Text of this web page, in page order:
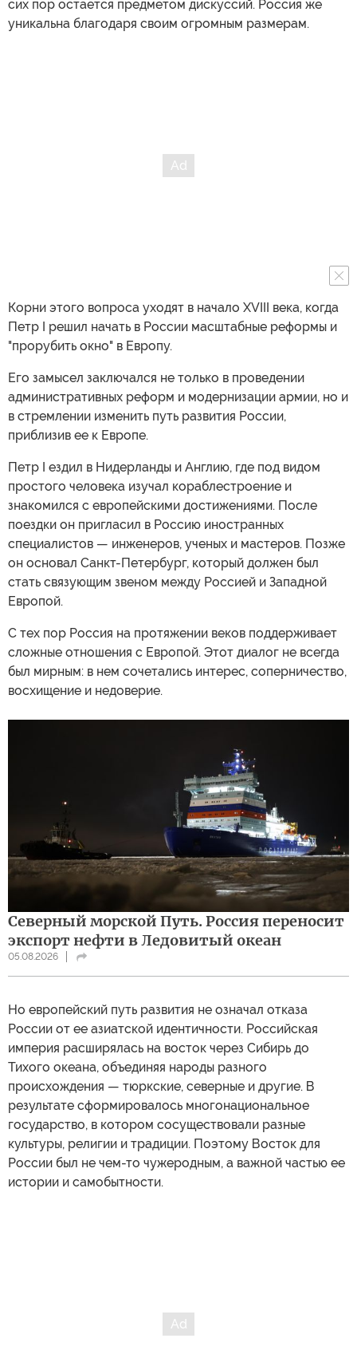
сих пор остается предметом дискуссий. Россия же
уникальна благодаря своим огромным размерам.
Корни этого вопроса уходят в начало XVIII века, когда
Петр I решил начать в России масштабные реформы и
"прорубить окно" в Европу.
Его замысел заключался не только в проведении
административных реформ и модернизации армии, но и
в стремлении изменить путь развития России,
приблизив ее к Европе.
Петр I ездил в Нидерланды и Англию, где под видом
простого человека изучал кораблестроение и
знакомился с европейскими достижениями. После
поездки он пригласил в Россию иностранных
специалистов — инженеров, ученых и мастеров. Позже
он основал Санкт-Петербург, который должен был
стать связующим звеном между Россией и Западной
Европой.
С тех пор Россия на протяжении веков поддерживает
сложные отношения с Европой. Этот диалог не всегда
был мирным: в нем сочетались интерес, соперничество,
восхищение и недоверие.
Северный морской Путь. Россия переносит
экспорт нефти в Ледовитый океан
05.08.2026
Но европейский путь развития не означал отказа
России от ее азиатской идентичности. Российская
империя расширялась на восток через Сибирь до
Тихого океана, объединяя народы разного
происхождения — тюркские, северные и другие. В
результате сформировалось многонациональное
государство, в котором сосуществовали разные
культуры, религии и традиции. Поэтому Восток для
России был не чем-то чужеродным, а важной частью ее
истории и самобытности.